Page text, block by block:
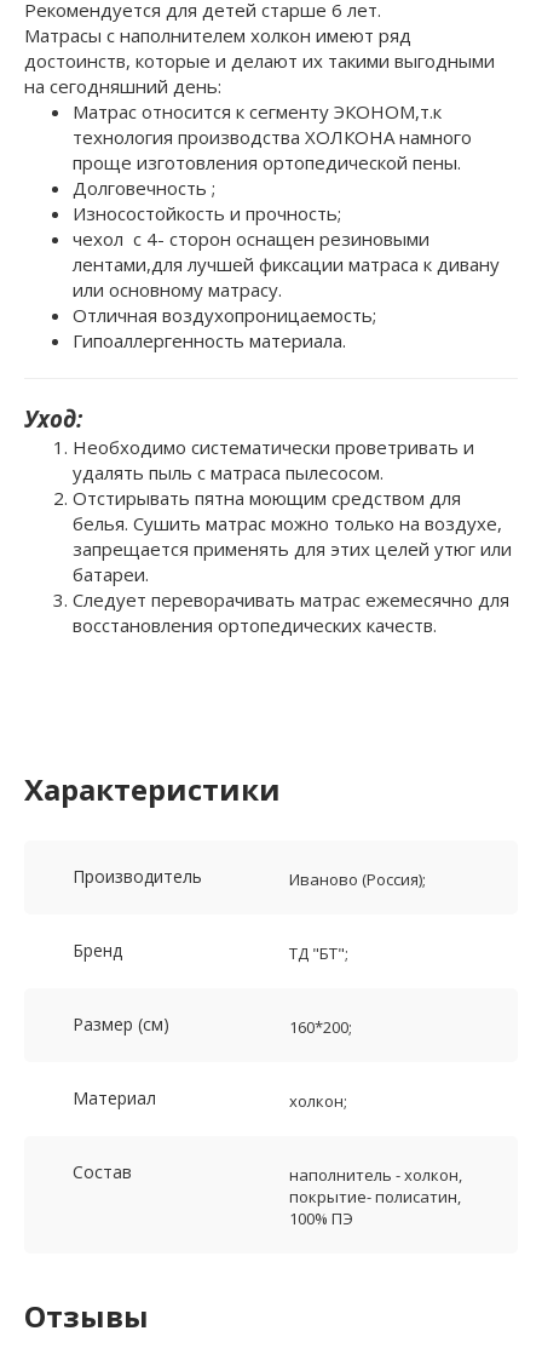
Рекомендуется для детей старше 6 лет.
Матрасы с наполнителем холкон имеют ряд
достоинств, которые и делают их такими выгодными
на сегодняшний день:
Матрас относится к сегменту ЭКОНОМ,т.к
технология производства ХОЛКОНА намного
проще изготовления ортопедической пены.
Долговечность ;
Износостойкость и прочность;
чехол с 4- сторон оснащен резиновыми
лентами,для лучшей фиксации матраса к дивану
или основному матрасу.
Отличная воздухопроницаемость;
Гипоаллергенность материала.
Уход:
Необходимо систематически проветривать и
удалять пыль с матраса пылесосом.
Отстирывать пятна моющим средством для
белья. Сушить матрас можно только на воздухе,
запрещается применять для этих целей утюг или
батареи.
Следует переворачивать матрас ежемесячно для
восстановления ортопедических качеств.
Характеристики
Производитель Иваново (Россия);
Бренд ТД "БТ";
Размер (см) 160*200;
Материал холкон;
Состав
наполнитель - холкон,
покрытие- полисатин,
100% ПЭ
Отзывы